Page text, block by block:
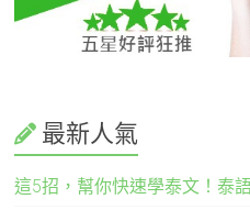
最新人氣
這5招，幫你快速學泰文！泰